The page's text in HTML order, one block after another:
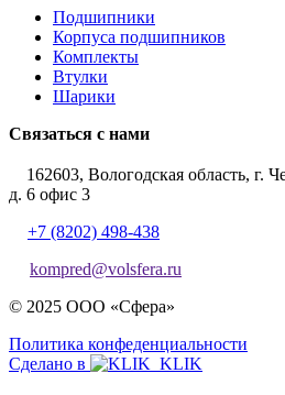
Подшипники
Корпуса подшипников
Комплекты
Втулки
Шарики
Связаться с нами
162603, Вологодская область, г.
д. 6 офис 3
+7 (8202) 498-438
kompred@volsfera.ru
© 2025 ООО «Сфера»
Политика конфеденциальности
Сделано в